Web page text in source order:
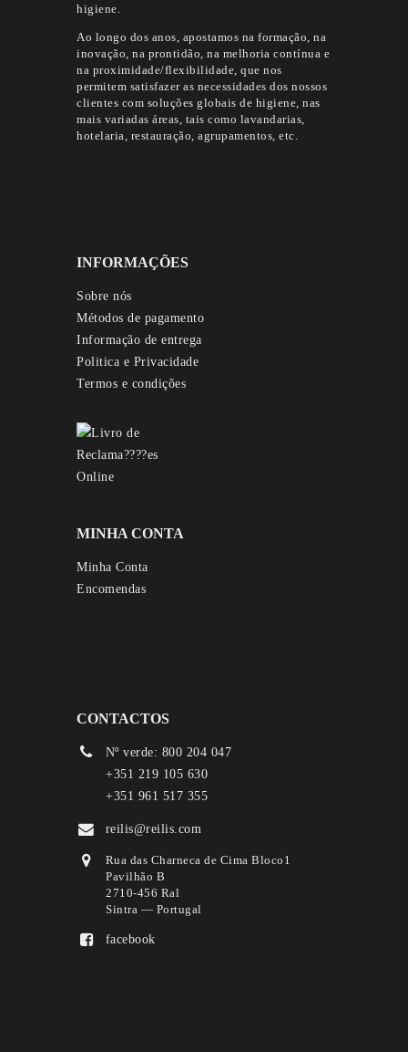
higiene.
Ao longo dos anos, apostamos na formação, na
inovação, na prontidão, na melhoria contínua e
na proximidade/flexibilidade, que nos
permitem satisfazer as necessidades dos nossos
clientes com soluções globais de higiene, nas
mais variadas áreas, tais como lavandarias,
hotelaria, restauração, agrupamentos, etc.
INFORMAÇÕES
Sobre nós
Métodos de pagamento
Informação de entrega
Politica e Privacidade
Termos e condições
MINHA CONTA
Minha Conta
Encomendas
CONTACTOS
Nº verde: 800 204 047
+351 219 105 630
+351 961 517 355
reilis@reilis.com
Rua das Charneca de Cima Bloco1
Pavilhão B
2710-456 Ral
Sintra — Portugal
facebook